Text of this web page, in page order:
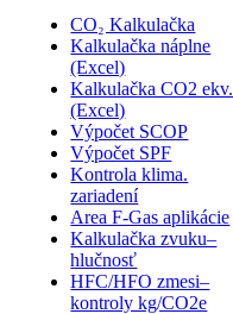
CO₂ Kalkulačka
Kalkulačka náplne
(Excel)
Kalkulačka CO2 ekv.
(Excel)
Výpočet SCOP
Výpočet SPF
Kontrola klima.
zariadení
Area F-Gas aplikácie
Kalkulačka zvuku–
hlučnosť
HFC/HFO zmesi–
kontroly kg/CO2e